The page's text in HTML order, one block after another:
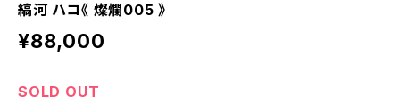
縞河 ハコ《 燦爛005 》
¥88,000
SOLD OUT